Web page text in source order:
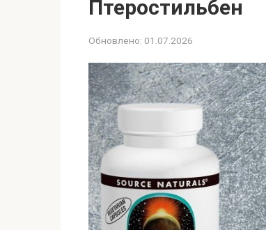
Птеростильбен
Обновлено: 01.07.2026